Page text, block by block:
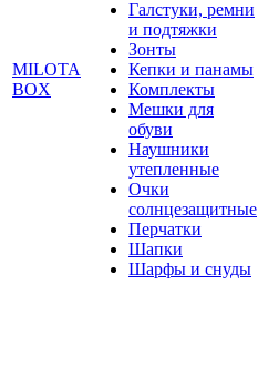
MILOTA
BOX
Галстуки, ремни
и подтяжки
Зонты
Кепки и панамы
Комплекты
Мешки для
обуви
Наушники
утепленные
Очки
солнцезащитные
Перчатки
Шапки
Шарфы и снуды